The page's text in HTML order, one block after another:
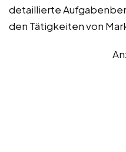
detaillierte
den Tätigkeiten von